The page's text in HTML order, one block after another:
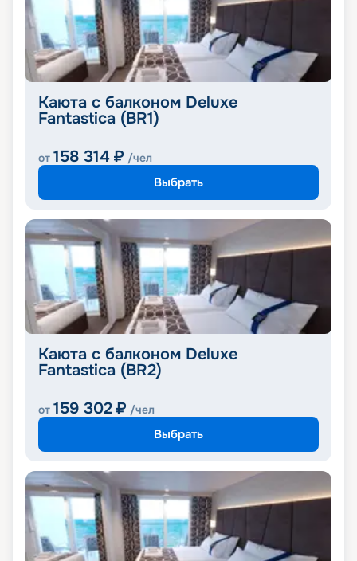
Каюта с балконом Deluxe
Fantastica (BR1)
от 158 314 ₽ /чел
Выбрать
Каюта с балконом Deluxe
Fantastica (BR2)
от 159 302 ₽ /чел
Выбрать